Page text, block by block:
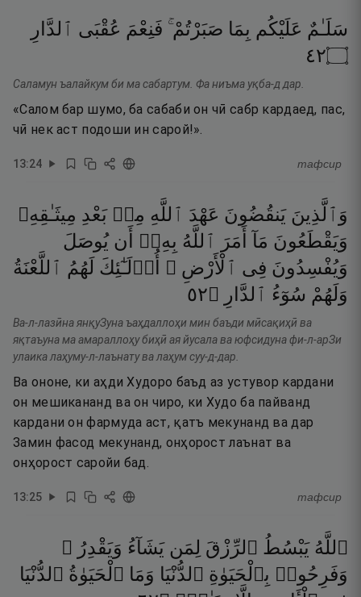
سَلَـٰمٌ عَلَيْكُم بِمَا صَبَرْتُمْ ۚ فَنِعْمَ عُقْبَى ٱلدَّارِ
۝٢٤
Саламун ъалайкум би ма сабартум. Фа ниъма уқба-д дар.
«Салом бар шумо, ба сабаби он чӣ сабр кардаед, пас,
чӣ нек аст подоши ин сарой!».
13:24 тафсир
وَٱلَّذِينَ يَنقُضُونَ عَهْدَ ٱللَّهِ مِنۢ بَعْدِ مِيثَـٰقِهِۦ
وَيَقْطَعُونَ مَآ أَمَرَ ٱللَّهُ بِهِۦٓ أَن يُوصَلَ
وَيُفْسِدُونَ فِى ٱلْأَرْضِ ۙ أُو۟لَـٰٓئِكَ لَهُمُ ٱللَّعْنَةُ
وَلَهُمْ سُوٓءُ ٱلدَّارِ ۝٢٥
Ва-л-лазӣна янқуЗуна ъаҳдаллоҳи мин баъди мӣсақиҳӣ ва
яқтаъуна ма амараллоҳу биҳӣ ая йусала ва юфсидуна фи-л-арЗи
улаика лаҳуму-л-лаънату ва лаҳум суу-д-дар.
Ва ононе, ки аҳди Худоро баъд аз устувор кардани
он мешикананд ва он чиро, ки Худо ба пайванд
кардани он фармуда аст, қатъ мекунанд ва дар
Замин фасод мекунанд, онҳорост лаънат ва
онҳорост саройи бад.
13:25 тафсир
ٱللَّهُ يَبْسُطُ ٱلرِّزْقَ لِمَن يَشَآءُ وَيَقْدِرُ ۚ
وَفَرِحُوا۟ بِٱلْحَيَوٰةِ ٱلدُّنْيَا وَمَا ٱلْحَيَوٰةُ ٱلدُّنْيَا